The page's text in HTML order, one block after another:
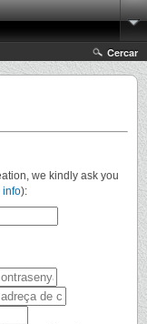
Cercar
we kindly ask you
info):